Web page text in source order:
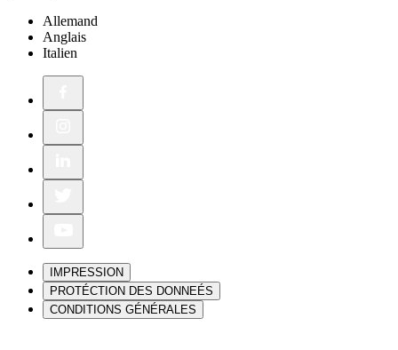
Allemand
Anglais
Italien
IMPRESSION
PROTÉCTION DES DONNEÉS
CONDITIONS GÉNÉRALES